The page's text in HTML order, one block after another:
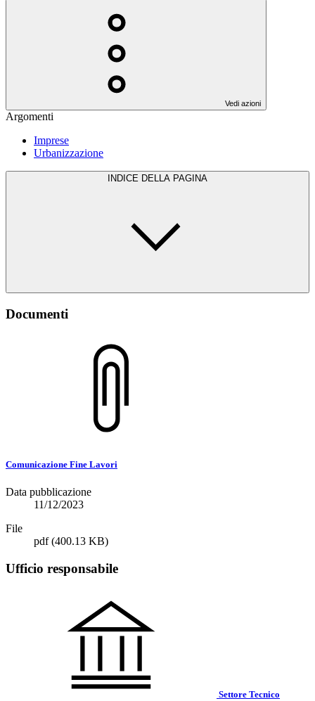
Vedi azioni
Argomenti
Imprese
Urbanizzazione
INDICE DELLA PAGINA
Documenti
Comunicazione Fine Lavori
Data pubblicazione
11/12/2023
File
pdf(400.13 KB)
Ufficio responsabile
Settore Tecnico